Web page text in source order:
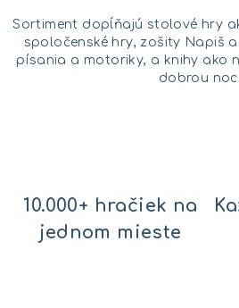
i
s
u
Sortiment dopĺňajú stolové hry
spoločenské hry, zošity Napiš
písania a motoriky, a knihy ako
dobrou noc.
10.000+ hračiek na
jednom mieste